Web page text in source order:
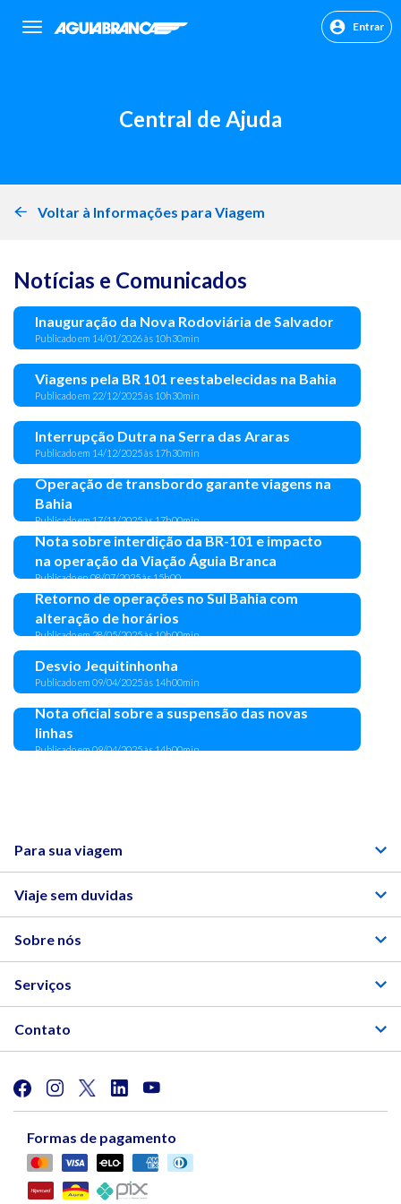
sr.header.toggle.navigation Entrar
Central de Ajuda
Voltar à Informações para Viagem
Notícias e Comunicados
Inauguração da Nova Rodoviária de Salvador
Publicado em 14/01/2026 às 10h30min
Viagens pela BR 101 reestabelecidas na Bahia
Publicado em 22/12/2025 às 10h30min
Interrupção Dutra na Serra das Araras
Publicado em 14/12/2025 às 17h30min
Operação de transbordo garante viagens na
Bahia
Publicado em 17/11/2025 às 17h00min
Nota sobre interdição da BR-101 e impacto
na operação da Viação Águia Branca
Publicado en 08/07/2025 às 15h00
Retorno de operações no Sul Bahia com
alteração de horários
Publicado em 28/05/2025 às 10h00min
Desvio Jequitinhonha
Publicado em 09/04/2025 às 14h00min
Nota oficial sobre a suspensão das novas
linhas
Publicado em 09/04/2025 às 14h00min
Para sua viagem
Viaje sem duvidas
Sobre nós
Serviços
Contato
Formas de pagamento